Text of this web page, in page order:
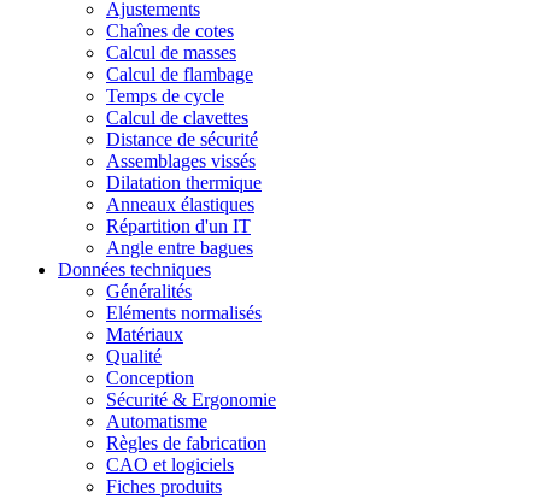
Ajustements
Chaînes de cotes
Calcul de masses
Calcul de flambage
Temps de cycle
Calcul de clavettes
Distance de sécurité
Assemblages vissés
Dilatation thermique
Anneaux élastiques
Répartition d'un IT
Angle entre bagues
Données techniques
Généralités
Eléments normalisés
Matériaux
Qualité
Conception
Sécurité & Ergonomie
Automatisme
Règles de fabrication
CAO et logiciels
Fiches produits